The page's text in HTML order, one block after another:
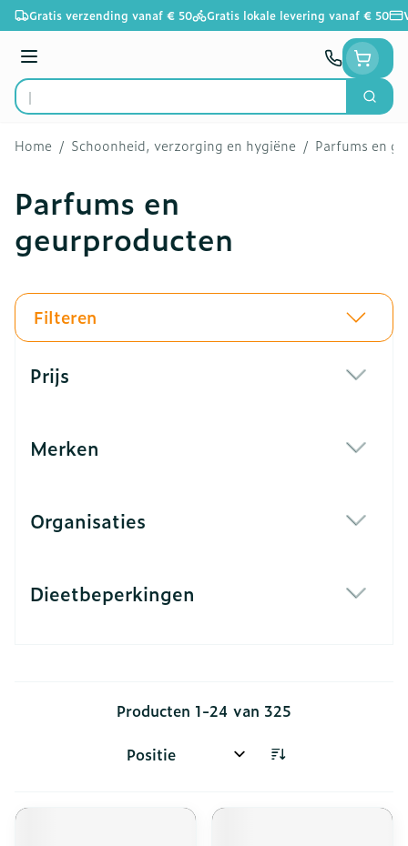
Ga naar de inhoud
Gratis verzending vanaf € 50 Gratis lokale levering vanaf € 50
Menu
Product, merk, categorie...
Zoek
Home / Schoonheid, verzorging en hygiëne / Parfums en
Parfums en
geurproducten
Filteren
Prijs
Merken
Organisaties
Dieetbeperkingen
Producten 1-24 van 325
Sorteer op: